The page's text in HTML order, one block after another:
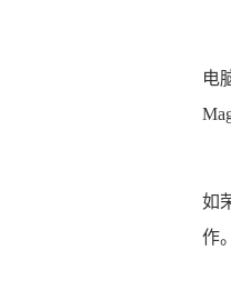
电
如
作。